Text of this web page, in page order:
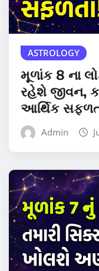
ASTROLOGY
મૂળાંક 8 ના
રહેશે જીવન,
આર્થિક
Admin